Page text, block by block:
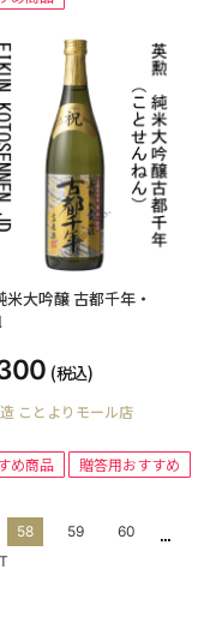
米大吟醸 古都千年・
(税込)
ことよりモール店
め商品 贈答用おすすめ
58 59 60 ...